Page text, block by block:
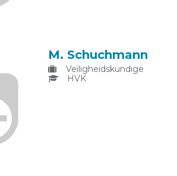
M. Schuchmann
Veiligheidskundige
HVK